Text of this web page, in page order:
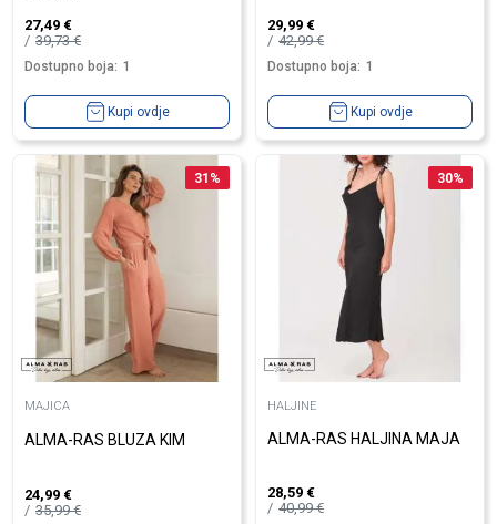
27,49 €
39,73€
Dostupno boja: 1
Kupi ovdje
29,99 €
42,99€
Dostupno boja: 1
Kupi ovdje
31 %
MAJICA
ALMA-RAS BLUZA KIM
24,99 €
35,99€
30%
HALJINE
ALMA-RAS HALJINA MAJA
28,59 €
40,99€